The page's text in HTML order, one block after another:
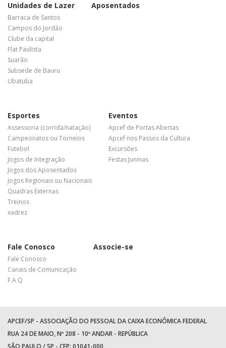
Unidades de Lazer
Barraca de Santos
Campos do Jordão
Clube da capital
Flat Paulista
Suarão
Subsede de Bauru
Ubatuba
Aposentados
Esportes
Assessoria (corrida/natação)
Campeonatos ou Torneios
Futebol
Jogos de Integração
Jogos dos Aposentados
Jogos Regionais ou Nacionais
Quadras Externas
Treinos
xadrez
Eventos
Apcef de Portas Abertas
Apcef nos Passos da Cultura
Excursões
Festas Juninas
Fale Conosco
Fale Conosco
Canais de Comunicação
F A Q
Associe-se
APCEF/SP - ASSOCIAÇÃO DO PESSOAL DA CAIXA ECONÔMICA FEDERAL
RUA 24 DE MAIO, Nº 208 - 10º ANDAR - REPÚBLICA